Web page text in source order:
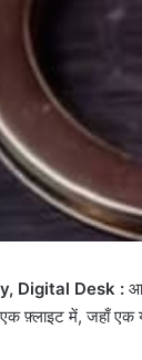
Digital Desk :
फ़्लाइट में, जहाँ एक